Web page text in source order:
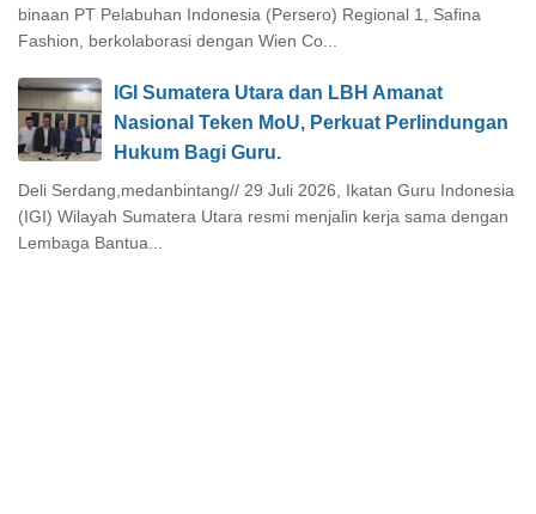
binaan PT Pelabuhan Indonesia (Persero) Regional 1, Safina
Fashion, berkolaborasi dengan Wien Co...
IGI Sumatera Utara dan LBH Amanat
Nasional Teken MoU, Perkuat Perlindungan
Hukum Bagi Guru.
Deli Serdang,medanbintang// 29 Juli 2026, Ikatan Guru Indonesia
(IGI) Wilayah Sumatera Utara resmi menjalin kerja sama dengan
Lembaga Bantua...